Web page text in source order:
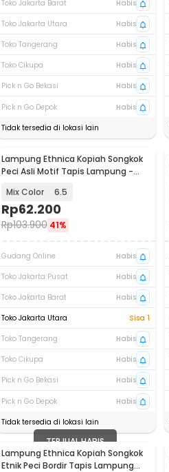
Toko Jakarta Barat
Habis
Toko Jakarta Utara
Habis
Toko Tangerang
Habis
Toko Cikupa
Habis
Pick n Go Bekasi
Habis
Pick n Go Depok
Habis
Tidak tersedia di lokasi lain
Lampung Ethnica Kopiah Songkok
Peci Asli Motif Tapis Lampung -
Mix Color 6.5
Rp62.200
Rp103.900 41%
Gudang Online
Habis
Toko Jakarta Pusat
Habis
Toko Jakarta Barat
Habis
Toko Jakarta Utara
Sisa 1
Toko Tangerang
Habis
Toko Cikupa
Habis
Pick n Go Bekasi
Habis
Pick n Go Depok
Habis
Tidak tersedia di lokasi lain
TERJUAL HABIS
Lampung Ethnica Kopiah Songkok
Etnik Peci Bordir Tapis Lampung